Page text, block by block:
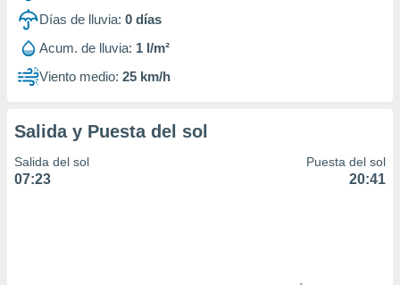
de
1199
Días de lluvia: 0 días
Acum. de lluvia: 1 l/m²
Viento medio: 25 km/h
Salida y Puesta del sol
Salida del sol
07:23
Puesta del sol
20:41